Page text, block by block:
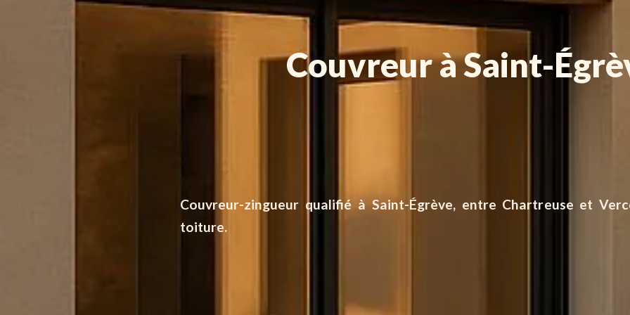
Couvreur à Saint-
Couvreur-zingueur qualifié à Saint-Égrève, entre Chartreuse et
toiture.